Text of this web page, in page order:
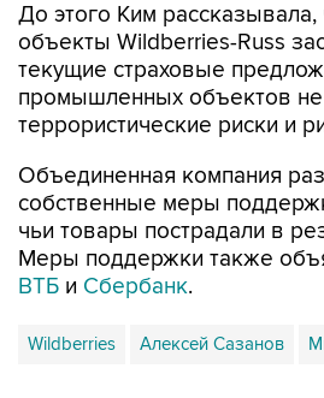
До этого Ким рассказывала,
объекты Wildberries-Russ
текущие страховые
промышленных объектов
террористические риски и
Объединенная компания
собственные меры
чьи товары пострадали в
Меры поддержки также
ВТБ и Сбербанк.
Wildberries Алексей Сазанов